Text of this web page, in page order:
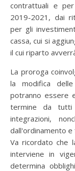
contrattuali e
2019-2021, dai
per gli
cassa, cui si
il cui riparto
La proroga
la modifica
potranno essere
termine da tutti
integrazioni,
dall'ordinamento e
Va ricordato che
interviene in
determina